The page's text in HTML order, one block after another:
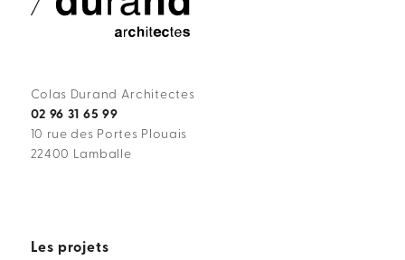
Colas Durand Architectes
02 96 31 65 99
10 rue des Portes Plouais
22400 Lamballe
Les projets